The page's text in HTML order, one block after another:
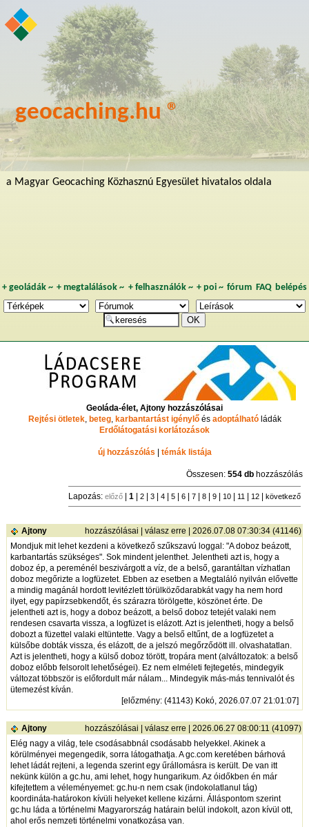
geocaching.hu ®
a Magyar Geocaching Közhasznú Egyesület hivatalos oldala
+ geoládák~ +megtalálások ~ + felhasználók~ + poi~ fórum FAQ belépés
Geoláda-élet, Ajtony hozzászólásai
Rejtési ötletek, beteg, karbantartást igénylőés adoptálhatóládák
Erdőlátogatási korlátozások
új hozzászólás témák listája
Összesen:554 db hozzászólás
Lapozás:előző |1 2 3 4 5 6 7 8 9 10 11 12 |következő
Ajtony hozzászólásai |válasz erre | 2026.07.08 07:30:34 (41146)
Mondjuk mit lehet kezdeni a következő szűkszavú loggal: "A doboz beázott,
karbantartás szükséges". Sok mindent jelenthet. Jelentheti azt is, hogy a
doboz ép, a pereménél beszivárgott a víz, de a belső, garantáltan vízhatlan
doboz megőrizte a logfüzetet. Ebben az esetben a Megtaláló nyilván elővette
a mindig magánál hordott levitézlett törülköződarabkát vagy ha nem hord
ilyet, egy papírzsebkendőt, és szárazra törölgette, köszönet érte. De
jelentheti azt is, hogy a doboz beázott, a belső doboz tetejét valaki nem
rendesen csavarta vissza, a logfüzet is elázott. Azt is jelentheti, hogy a belső
dobozt a füzettel valaki eltüntette. Vagy a belső eltűnt, de a logfüzetet a
külsőbe dobták vissza, és elázott, de a jelszó megőrződött ill. olvashatatlan.
Azt is jelentheti, hogy a külső doboz törött, tropára ment (alváltozatok: a belső
doboz előbb felsorolt lehetőségei). Ez nem elméleti fejtegetés, mindegyik
változat többször is előfordult már nálam... Mindegyik más-más tennivalót és
ütemezést kíván.
[előzmény: (41143) Kokó, 2026.07.07 21:01:07]
Ajtony hozzászólásai |válasz erre | 2026.06.27 08:00:11 (41097)
Elég nagy a világ, tele csodásabbnál csodásabb helyekkel. Akinek a
körülményei megengedik, sorra látogathatja. A gc.com keretében bárhová
lehet ládát rejteni, a legenda szerint egy űrállomásra is került. De van itt
nekünk külön a gc.hu, ami lehet, hogy hungarikum. Az óidőkben én már
kifejtettem a véleményemet: gc.hu-n nem csak (indokolatlanul tág)
koordináta-határokon kívüli helyeket kellene kizárni. Álláspontom szerint
gc.hu láda a történelmi Magyarország határain belül indokolt, azon kívül ott,
ahol erős nemzeti történelmi vonatkozása van.